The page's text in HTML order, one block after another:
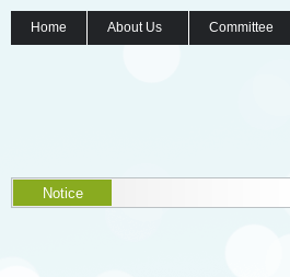
Home About Us Committee
Notice